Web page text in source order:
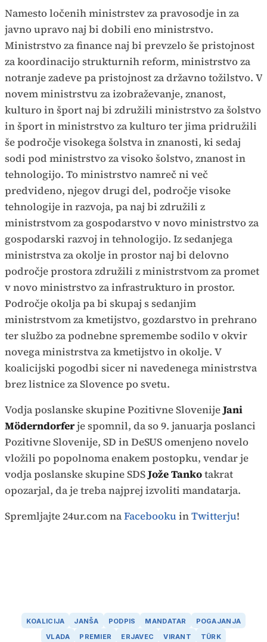
Namesto ločenih ministrstev za pravosodje in za
javno upravo naj bi dobili eno ministrstvo.
Ministrstvo za finance naj bi prevzelo še pristojnost
za koordinacijo strukturnih reform, ministrstvo za
notranje zadeve pa pristojnost za državno tožilstvo. V
novem ministrstvu za izobraževanje, znanost,
kulturo in šport naj bi združili ministrstvo za šolstvo
in šport in ministrstvo za kulturo ter jima pridružili
še področje visokega šolstva in znanosti, ki sedaj
sodi pod ministrstvo za visoko šolstvo, znanost in
tehnologijo. To ministrstvo namreč ni več
predvideno, njegov drugi del, področje visoke
tehnologije in razvoja, pa naj bi združili z
ministrstvom za gospodarstvo v novo ministrstvo za
gospodarski razvoj in tehnologijo. Iz sedanjega
ministrstva za okolje in prostor naj bi delovno
področje prostora združili z ministrstvom za promet
v novo ministrstvo za infrastrukturo in prostor.
Področje okolja pa bi skupaj s sedanjim
ministrstvom za kmetijstvo, gozdarstvo in prehrano
ter službo za podnebne spremembe sodilo v okvir
novega ministrstva za kmetijstvo in okolje. V
koalicijski pogodbi sicer ni navedenega ministrstva
brez listnice za Slovence po svetu.
Vodja poslanske skupine Pozitivne SlovenijeJani
Möderndorferje spomnil, da so 9. januarja poslanci
Pozitivne Slovenije, SD in DeSUS omenjeno novelo
vložili po popolnoma enakem postopku, vendar je
vodja poslanske skupine SDSJože Tankotakrat
opozarjal, da je treba najprej izvoliti mandatarja.
Spremljajte 24ur.com naFacebookuinTwitterju!
KOALICIJA JANŠA PODPIS MANDATAR
POGAJANJA
VLADA
PREMIER ERJAVEC VIRANT TÜRK